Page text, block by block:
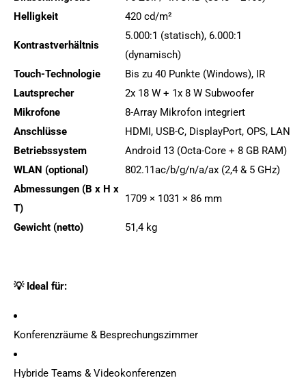
Helligkeit
420 cd/m²
Kontrastverhältnis
5.000:1 (statisch), 6.000:1
(dynamisch)
Touch-Technologie
Bis zu 40 Punkte (Windows), IR
Lautsprecher
2x 18 W + 1x 8 W Subwoofer
Mikrofone
8-Array Mikrofon integriert
Anschlüsse
HDMI, USB-C, DisplayPort, OPS, LAN
Betriebssystem
Android 13 (Octa-Core + 8 GB RAM)
WLAN (optional)
802.11ac/b/g/n/a/ax (2,4 & 5 GHz)
Abmessungen (B x H x
T)
1709 × 1031 × 86 mm
Gewicht (netto) 51,4 kg
💡 Ideal für:
Konferenzräume & Besprechungszimmer
Hybride Teams & Videokonferenzen